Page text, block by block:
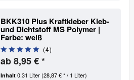
BKK310 Plus Kraftkleber Kleb-
und Dichtstoff MS Polymer |
Farbe: weiß
(4)
ab 8,95 € *
Inhalt 0.31 Liter(28,87 € * / 1 Liter)